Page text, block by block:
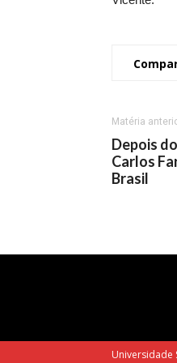
Matéria
Depois
Carlos
Brasil
Universidade